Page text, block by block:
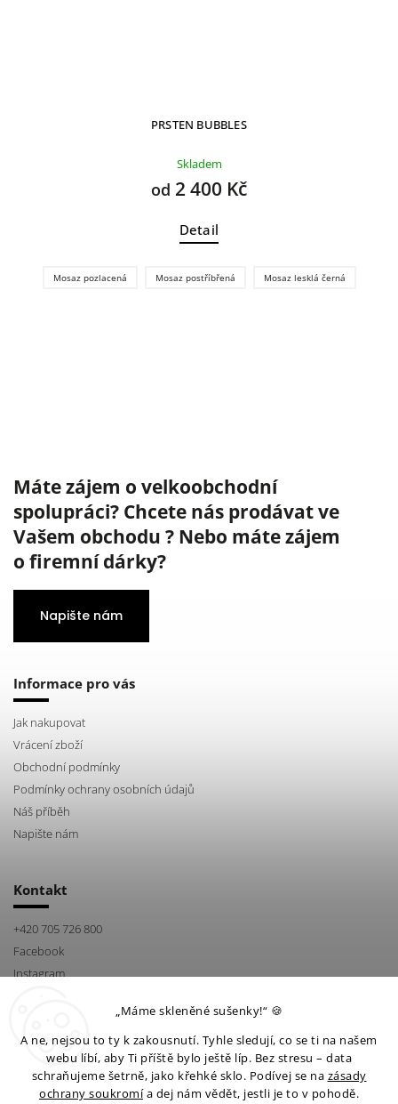
„Máme skleněné sušenky!“ 🍪
A ne, nejsou to ty k zakousnutí. Tyhle sledují, co se ti na našem
webu líbí, aby Ti příště bylo ještě líp. Bez stresu – data
schraňujeme šetrně, jako křehké sklo. Podívej se na zásady
ochrany soukromía dej nám vědět, jestli je to v pohodě.
PRSTEN BUBBLES
Skladem
od 2 400 Kč
Detail
Mosaz pozlacená Mosaz postříbřená Mosaz lesklá černá
Máte zájem o velkoobchodní
spolupráci? Chcete nás prodávat ve
Vašem obchodu ? Nebo máte zájem
o firemní dárky?
Napište nám
Informace pro vás
Jak nakupovat
Vrácení zboží
Obchodní podmínky
Podmínky ochrany osobních údajů
Náš příběh
Napište nám
Kontakt
+420 705 726 800
Facebook
Instagram